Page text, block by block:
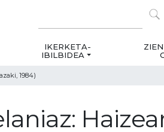
IKERKETA-
IBILBIDEA
1984)